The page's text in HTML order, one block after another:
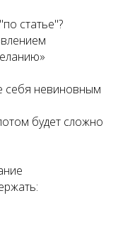
статье"?
себя невиновным
будет сложно